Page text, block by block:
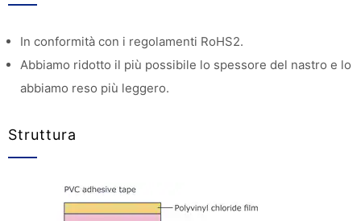
In conformità con i regolamenti RoHS2.
Abbiamo ridotto il più possibile lo spessore del nastro e lo
abbiamo reso più leggero.
Struttura